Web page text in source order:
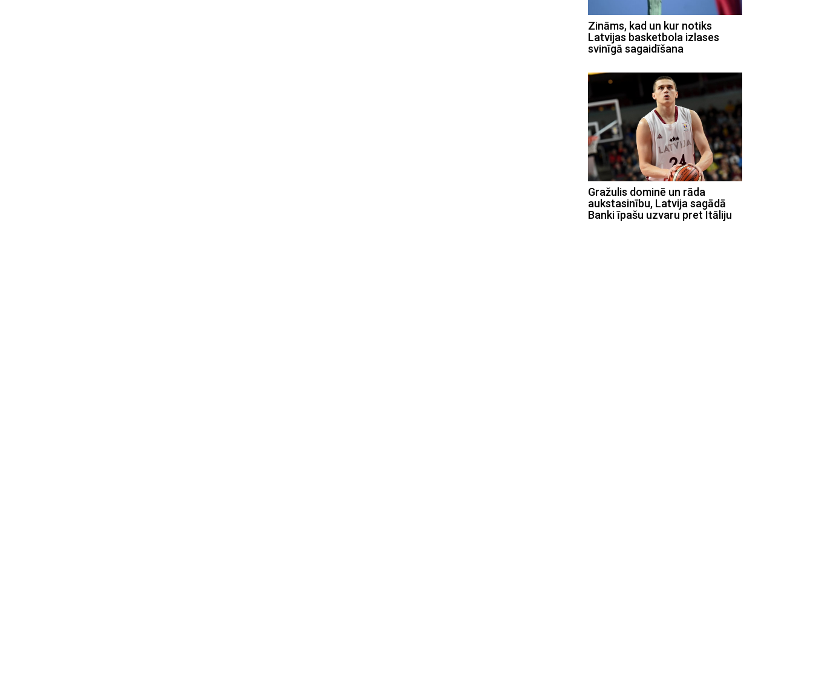
Zināms, kad un kur notiks
Latvijas basketbola izlases
svinīgā sagaidīšana
Gražulis dominē un rāda
aukstasinību, Latvija sagādā
Banki īpašu uzvaru pret Itāliju